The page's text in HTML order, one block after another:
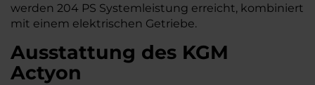
werden 204 PS Systemleistung erreicht, kombiniert
mit einem elektrischen Getriebe.
Ausstattung des KGM
Actyon